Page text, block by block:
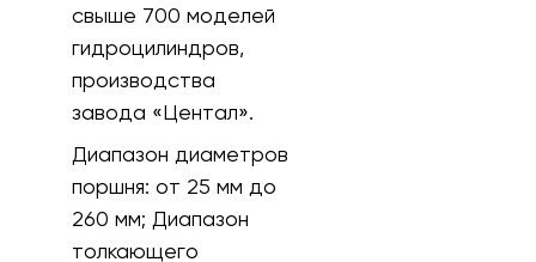
свыше 700 моделей
гидроцилиндров,
производства
завода «Центал».
Диапазон диаметров
поршня: от 25 мм до
260 мм; Диапазон
толкающего